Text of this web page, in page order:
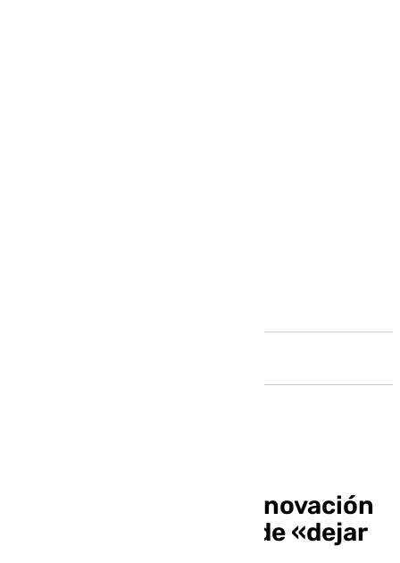
Ibon Navarro y una renovación
que prolonga la idea de «dejar